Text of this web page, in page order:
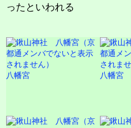
ったといわれる
八幡宮 八幡宮